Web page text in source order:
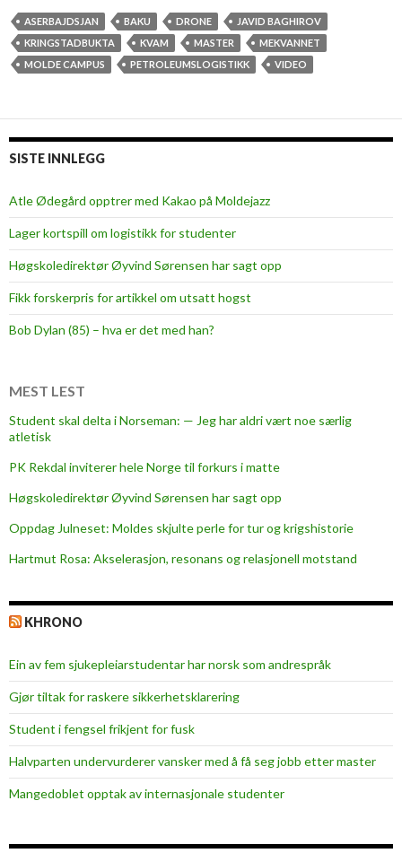
ASERBAJDSJAN BAKU DRONE
JAVID BAGHIROV
KRINGSTADBUKTA
KVAM MASTER
MEKVANNET
MOLDE CAMPUS
PETROLEUMSLOGISTIKK VIDEO
SISTE INNLEGG
Atle Ødegård opptrer med Kakao på Moldejazz
Lager kortspill om logistikk for studenter
Høgskoledirektør Øyvind Sørensen har sagt opp
Fikk forskerpris for artikkel om utsatt hogst
Bob Dylan (85) – hva er det med han?
MEST LEST
Student skal delta i Norseman: — Jeg har aldri vært noe særlig
atletisk
PK Rekdal inviterer hele Norge til forkurs i matte
Høgskoledirektør Øyvind Sørensen har sagt opp
Oppdag Julneset: Moldes skjulte perle for tur og krigshistorie
Hartmut Rosa: Akselerasjon, resonans og relasjonell motstand
KHRONO
Ein av fem sjukepleiar­studentar har norsk som andrespråk
Gjør tiltak for raskere sikkerhets­klarering
Student i fengsel frikjent for fusk
Halvparten undervurderer vansker med å få seg jobb etter master
Mangedoblet opptak av internasjonale studenter